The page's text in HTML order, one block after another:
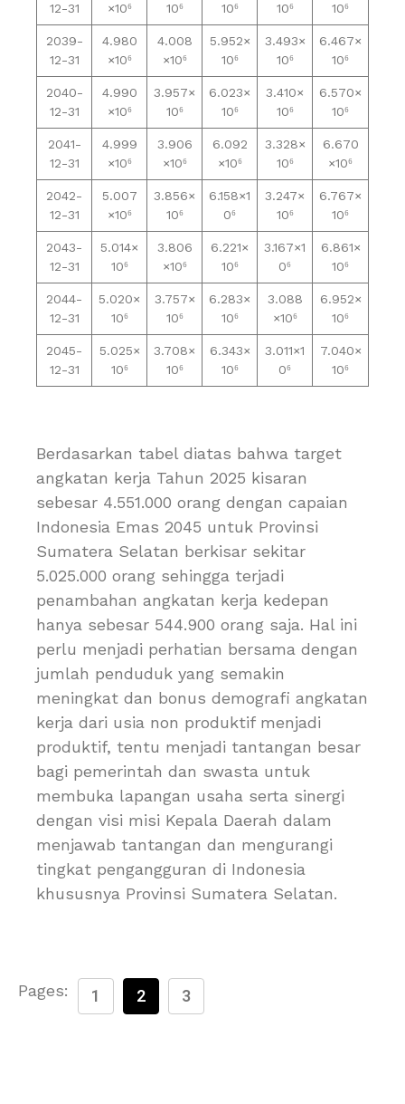
12-31
×10⁶
10⁶
10⁶
10⁶
10⁶
2039-
12-31
4.980
×10⁶
4.008
×10⁶
5.952×
10⁶
3.493×
10⁶
6.467×
10⁶
2040-
12-31
4.990
×10⁶
3.957×
10⁶
6.023×
10⁶
3.410×
10⁶
6.570×
10⁶
2041-
12-31
4.999
×10⁶
3.906
×10⁶
6.092
×10⁶
3.328×
10⁶
6.670
×10⁶
2042-
12-31
5.007
×10⁶
3.856×
10⁶
6.158×1
0⁶
3.247×
10⁶
6.767×
10⁶
2043-
12-31
5.014×
10⁶
3.806
×10⁶
6.221×
10⁶
3.167×1
0⁶
6.861×
10⁶
2044-
12-31
5.020×
10⁶
3.757×
10⁶
6.283×
10⁶
3.088
×10⁶
6.952×
10⁶
2045-
12-31
5.025×
10⁶
3.708×
10⁶
6.343×
10⁶
3.011×1
0⁶
7.040×
10⁶
Berdasarkan tabel diatas bahwa target
angkatan kerja Tahun 2025 kisaran
sebesar 4.551.000 orang dengan capaian
Indonesia Emas 2045 untuk Provinsi
Sumatera Selatan berkisar sekitar
5.025.000 orang sehingga terjadi
penambahan angkatan kerja kedepan
hanya sebesar 544.900 orang saja. Hal ini
perlu menjadi perhatian bersama dengan
jumlah penduduk yang semakin
meningkat dan bonus demografi angkatan
kerja dari usia non produktif menjadi
produktif, tentu menjadi tantangan besar
bagi pemerintah dan swasta untuk
membuka lapangan usaha serta sinergi
dengan visi misi Kepala Daerah dalam
menjawab tantangan dan mengurangi
tingkat pengangguran di Indonesia
khususnya Provinsi Sumatera Selatan.
Pages: 1 2 3